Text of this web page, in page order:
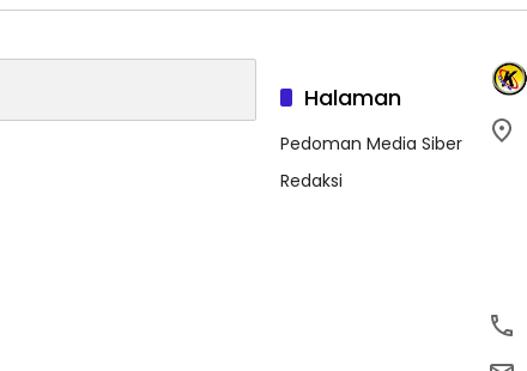
Halaman
Pedoman Media Siber
Redaksi